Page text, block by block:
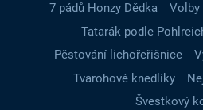
7 pádů Honzy Dědka
Volby
Tatarák podle
Pěstování lichořeřišnice
Tvarohové knedlíky
Švestkový